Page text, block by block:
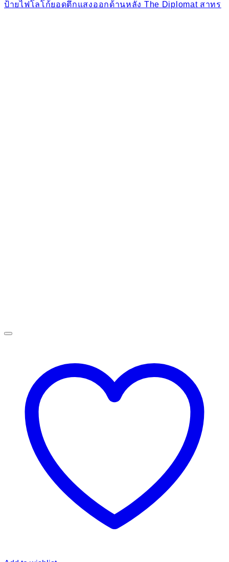
ป้ายไฟโลโก้ยอดตึกแสงออกด้านหลัง The Diplomat สาทร